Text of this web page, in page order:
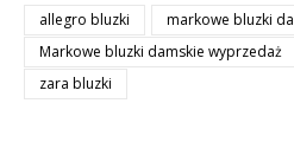
allegro bluzki
markowe bluzki
Markowe bluzki damskie wyprzedaż
zara bluzki